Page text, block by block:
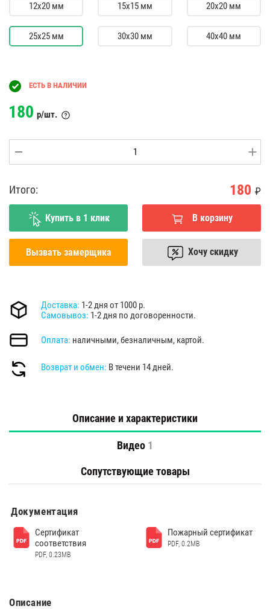
12х20 мм 15х15 мм 20х20 мм
25х25 мм 30х30 мм 40х40 мм
ЕСТЬ В НАЛИЧИИ
180 р/шт.
Итого: 180 ₽
Купить в 1 клик В корзину
Вызвать замерщика Хочу скидку
Доставка: 1-2 дня от 1000 р.
Самовывоз: 1-2 дня по договоренности.
Оплата: наличными, безналичным, картой.
Возврат и обмен: В течени 14 дней.
Описание и характеристики
Видео 1
Сопутствующие товары
Документация
Сертификат
соответствия
PDF, 0.23MB
Пожарный сертификат
PDF, 0.2MB
Описание